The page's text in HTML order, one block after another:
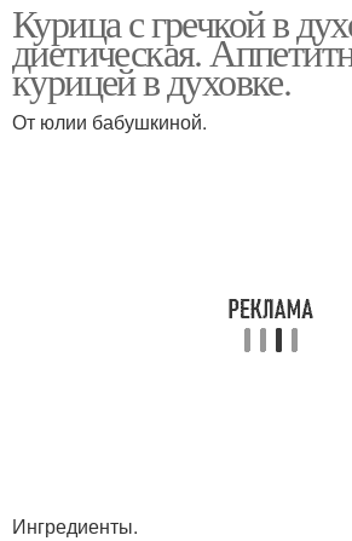
Диетическая гречка
Курица с гречкой в
диетическая.
курицей в духовке.
От юлии бабушкиной.
Ингредиенты.